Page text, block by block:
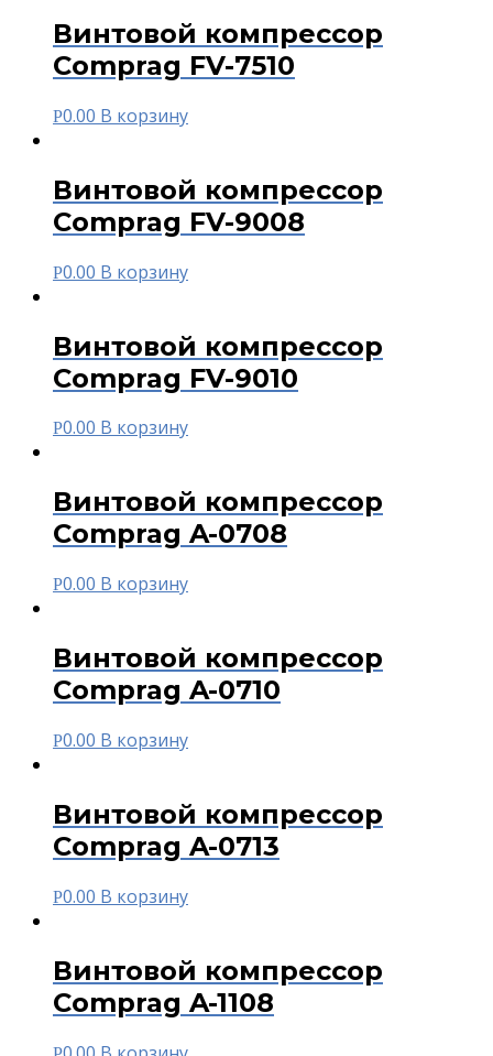
Винтовой компрессор
Comprag FV-7510
Р0.00 В корзину
Винтовой компрессор
Comprag FV-9008
Р0.00 В корзину
Винтовой компрессор
Comprag FV-9010
Р0.00 В корзину
Винтовой компрессор
Comprag A-0708
Р0.00 В корзину
Винтовой компрессор
Comprag A-0710
Р0.00 В корзину
Винтовой компрессор
Comprag A-0713
Р0.00 В корзину
Винтовой компрессор
Comprag A-1108